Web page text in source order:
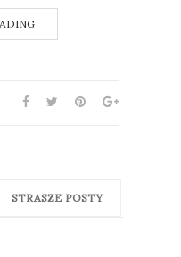
STRASZE POSTY